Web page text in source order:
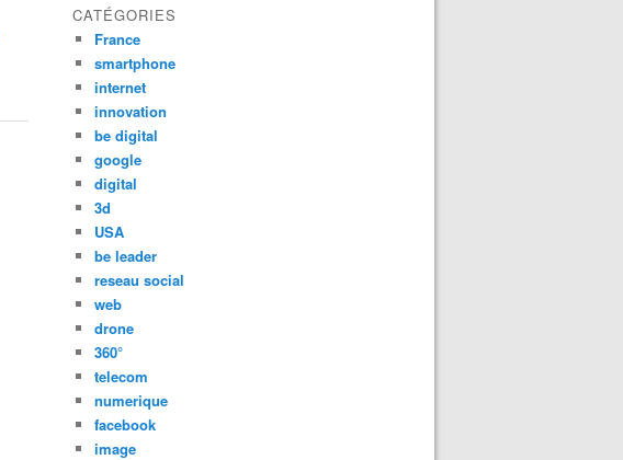
CATÉGORIES
France
smartphone
internet
innovation
be digital
google
digital
3d
USA
be leader
reseau social
web
drone
360°
telecom
numerique
facebook
image